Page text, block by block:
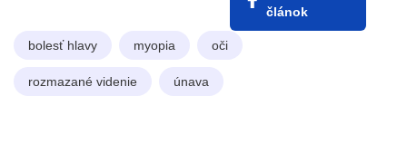
článok
bolesť hlavy myopia oči
rozmazané videnie únava